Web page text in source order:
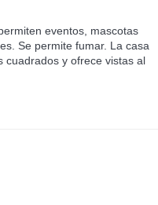
eventos, mascotas
Se permite fumar. La casa
cuadrados y ofrece vistas al